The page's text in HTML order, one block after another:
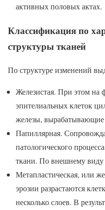
активных половых актах.
Классификация по
структуры тканей
По структуре изменений
Железистая. При этом на
эпителиальных клеток
железы, вырабатывающие
Папиллярная.
патологического
ткани. По внешнему
Метапластическая, или
эрозии разрастаются
несколько слоев. В